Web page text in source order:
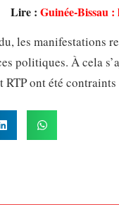
Lire :Guinée-Bissau
les manifestations
politiques. À cela
RTP ont été